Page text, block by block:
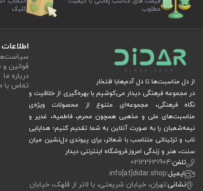
مطلوب
کلیک
از دل مناسبت‌ها تا دل آدم‌هابا افتخار
در مجموعه فرهنگی دیدار می‌کوشیم با بهره‌گیری از خلاقیت و
نگاه فرهنگی، مجموعه‌ای متنوع از محصولات ویژه‌ی
مناسبت‌های ملی و مذهبی همچون محرم، فاطمیه، غدیر و
نیمه‌شعبان را به صورت آنلاین به شما تقدیم کنیم؛ هدایایی
ناب و تزئیناتی متناسب با شعائر، برای پیوندی دل‌نشین میان
سنت، هنر و زندگی امروز.فروشگاه اینترنتی دیدار
تلفن:02122631904
ایمیل:info[at]didar.shop
نشانی:تهران، خیابان شریعتی، با لاتر از قلهک، خیابان
اطلاعات
قوانین و
درباره ما
تماس با